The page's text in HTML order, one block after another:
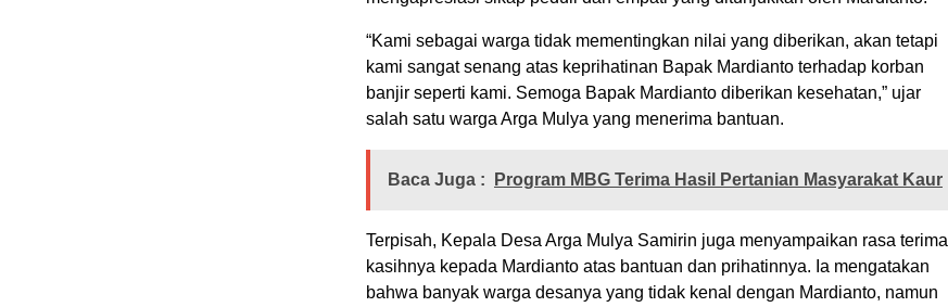
“Kami sebagai warga tidak mementingkan nilai yang diberikan, akan tetapi
kami sangat senang atas keprihatinan Bapak Mardianto terhadap korban
banjir seperti kami. Semoga Bapak Mardianto diberikan kesehatan,” ujar
salah satu warga Arga Mulya yang menerima bantuan.
Baca Juga : Program MBG Terima Hasil Pertanian Masyarakat Kaur
Terpisah, Kepala Desa Arga Mulya Samirin juga menyampaikan rasa terima
kasihnya kepada Mardianto atas bantuan dan prihatinnya. Ia mengatakan
bahwa banyak warga desanya yang tidak kenal dengan Mardianto, namun